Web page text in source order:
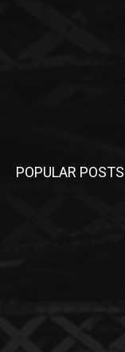
POPULAR POSTS